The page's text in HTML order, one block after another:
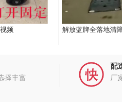
频 解放蓝牌全落地清
择丰富
配
厂